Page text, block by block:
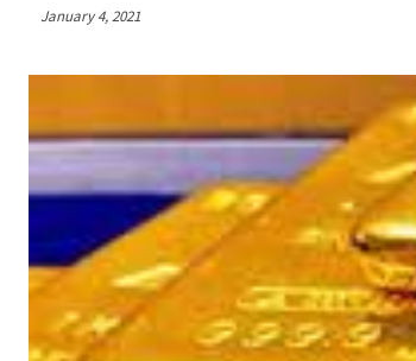
January 4, 2021